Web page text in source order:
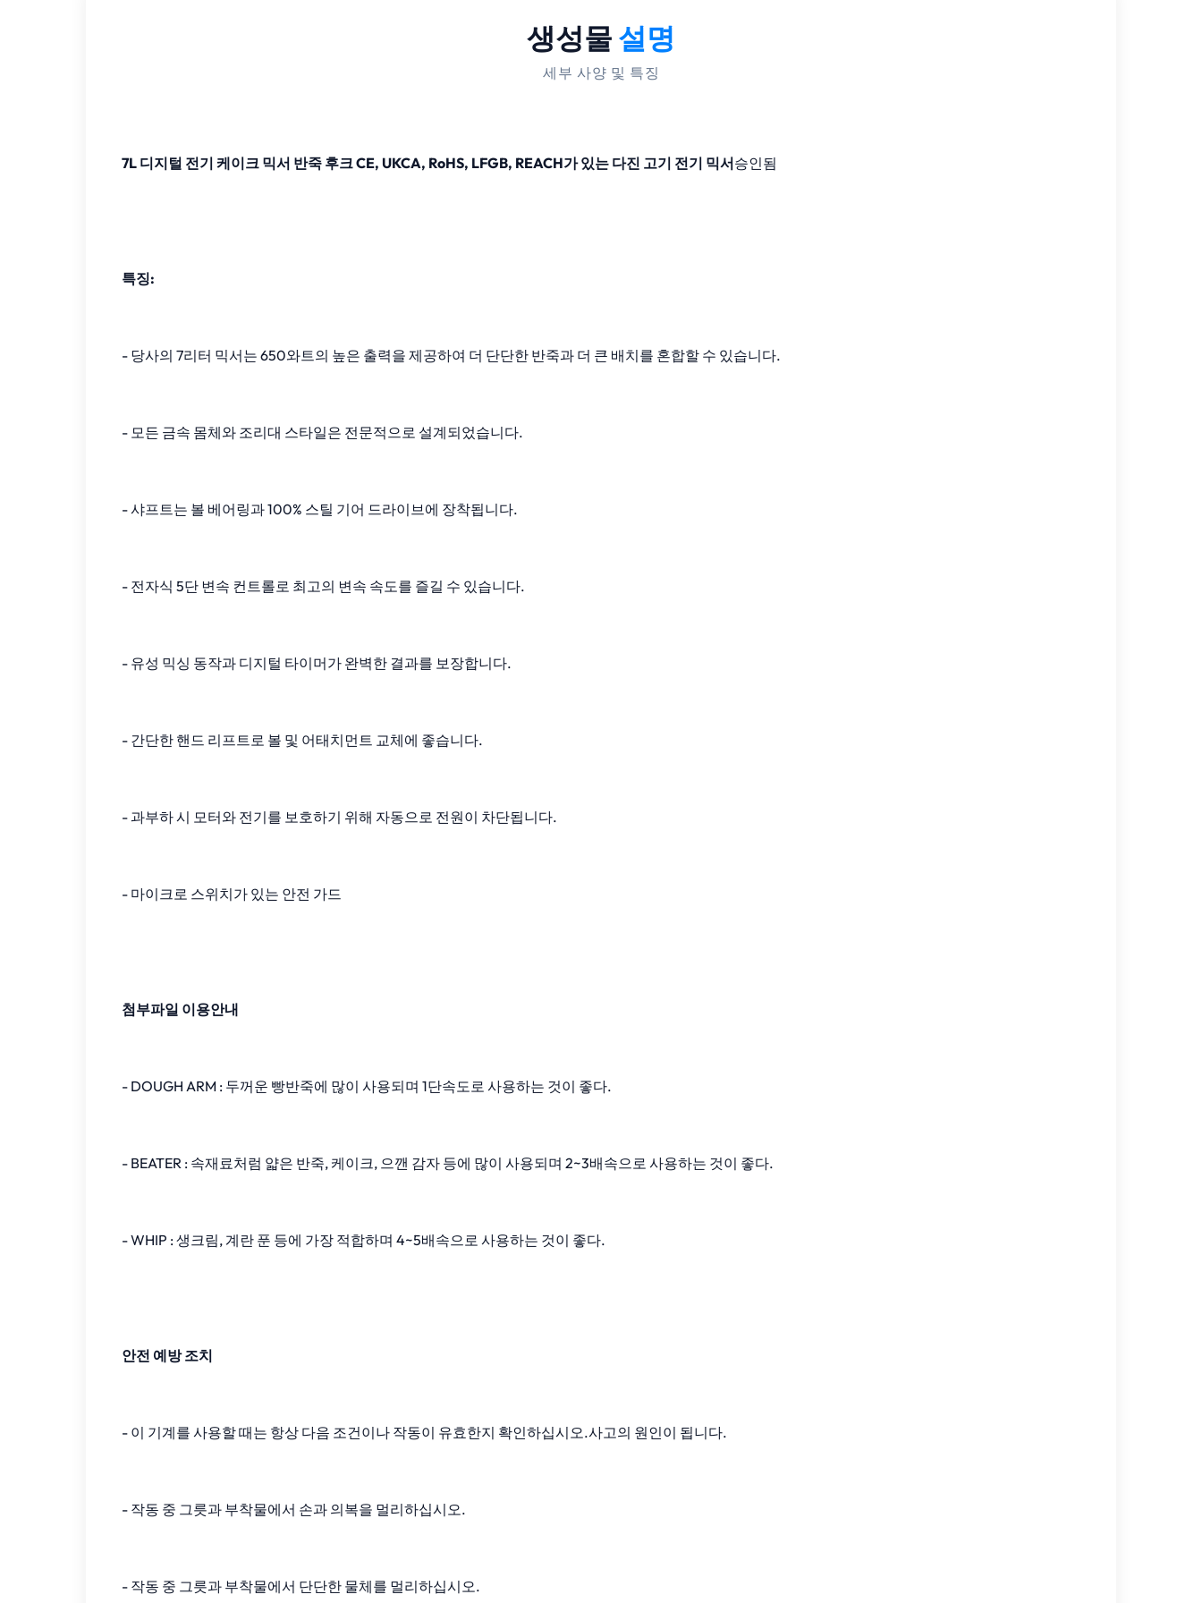
생성물 설명
세부 사양 및 특징
7L 디지털 전기 케이크 믹서 반죽 후크 CE, UKCA, RoHS, LFGB, REACH가 있는 다진 고기 전기 믹서승인됨
특징:
- 당사의 7리터 믹서는 650와트의 높은 출력을 제공하여 더 단단한 반죽과 더 큰 배치를 혼합할 수 있습니다.
- 모든 금속 몸체와 조리대 스타일은 전문적으로 설계되었습니다.
- 샤프트는 볼 베어링과 100% 스틸 기어 드라이브에 장착됩니다.
- 전자식 5단 변속 컨트롤로 최고의 변속 속도를 즐길 수 있습니다.
- 유성 믹싱 동작과 디지털 타이머가 완벽한 결과를 보장합니다.
- 간단한 핸드 리프트로 볼 및 어태치먼트 교체에 좋습니다.
- 과부하 시 모터와 전기를 보호하기 위해 자동으로 전원이 차단됩니다.
- 마이크로 스위치가 있는 안전 가드
첨부파일 이용안내
- DOUGH ARM : 두꺼운 빵반죽에 많이 사용되며 1단속도로 사용하는 것이 좋다.
- BEATER : 속재료처럼 얇은 반죽, 케이크, 으깬 감자 등에 많이 사용되며 2~3배속으로 사용하는 것이 좋다.
- WHIP : 생크림, 계란 푼 등에 가장 적합하며 4~5배속으로 사용하는 것이 좋다.
안전 예방 조치
- 이 기계를 사용할 때는 항상 다음 조건이나 작동이 유효한지 확인하십시오.사고의 원인이 됩니다.
- 작동 중 그릇과 부착물에서 손과 의복을 멀리하십시오.
- 작동 중 그릇과 부착물에서 단단한 물체를 멀리하십시오.